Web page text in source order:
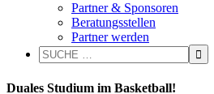
Partner & Sponsoren
Beratungsstellen
Partner werden
Duales Studium im Basketball!